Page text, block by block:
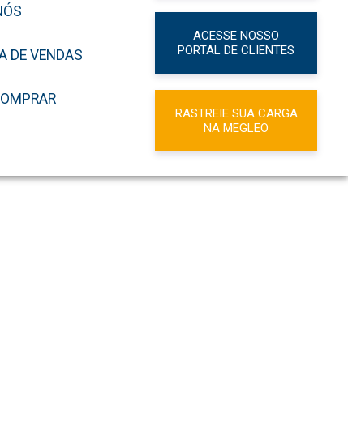
DE VENDAS
ACESSE NOSSO
PORTAL DE CLIENTES
RASTREIE SUA CARGA
NA MEGLEO